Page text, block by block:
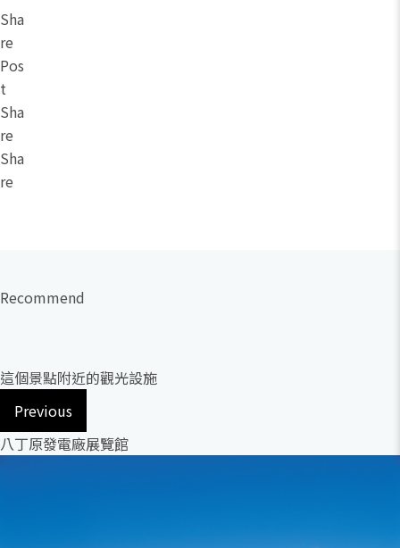
Sha
re
Pos
t
Sha
re
Sha
re
Recommend
這個景點附近的觀光設施
Previous
八丁原發電廠展覽館